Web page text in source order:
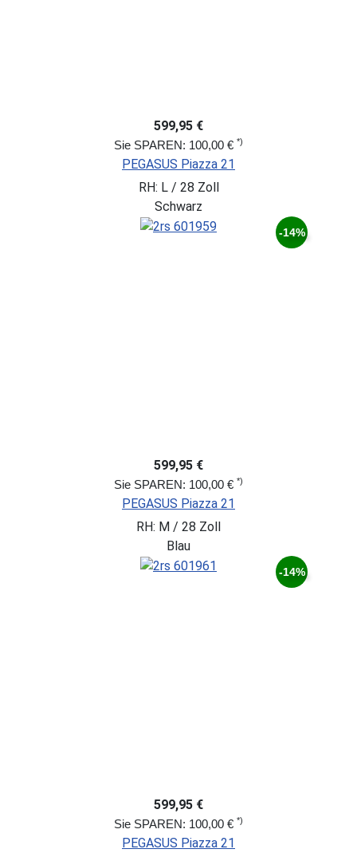
599,95 €
Sie SPAREN: 100,00 € *)
PEGASUS Piazza 21
RH: L / 28 Zoll
Schwarz
-14%
599,95 €
Sie SPAREN: 100,00 € *)
PEGASUS Piazza 21
RH: M / 28 Zoll
Blau
-14%
599,95 €
Sie SPAREN: 100,00 € *)
PEGASUS Piazza 21